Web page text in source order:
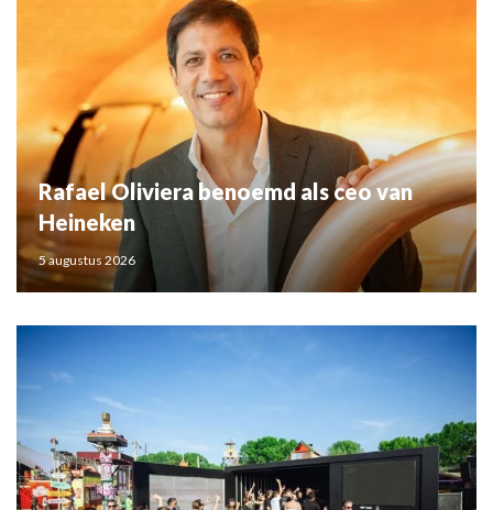
Rafael Oliviera benoemd als ceo van
Heineken
5 augustus 2026